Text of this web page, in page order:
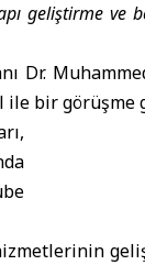
geliştirme ve
Dr.
ile bir görüşme